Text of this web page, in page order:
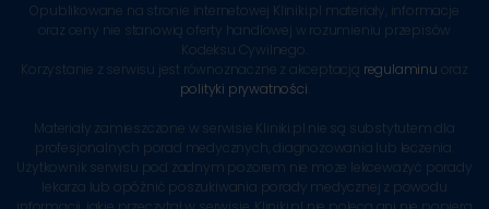
Opublikowane na stronie internetowej Kliniki.pl materiały, informacje
oraz ceny nie stanowią oferty handlowej w rozumieniu przepisów
Kodeksu Cywilnego.
Korzystanie z serwisu jest równoznaczne z akceptacją regulaminu oraz
polityki prywatności
Materiały zamieszczone w serwisie Kliniki.pl nie są substytutem dla
profesjonalnych porad medycznych, diagnozowania lub leczenia.
Użytkownik serwisu pod żadnym pozorem nie może lekceważyć porady
lekarza lub opóźnić poszukiwania porady medycznej z powodu